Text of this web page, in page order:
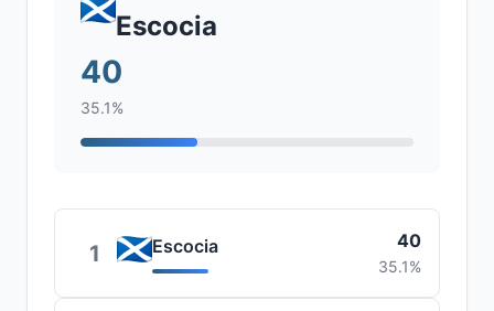
Escocia
40
35.1%
1 Escocia 40
35.1%